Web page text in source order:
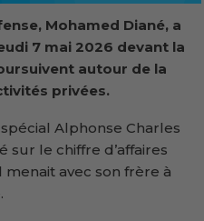
Mohamed Diané, a
7 mai 2026 devant la
autour de la
privées.
Alphonse Charles
sur le chiffre d’affaires
menait avec son frère à